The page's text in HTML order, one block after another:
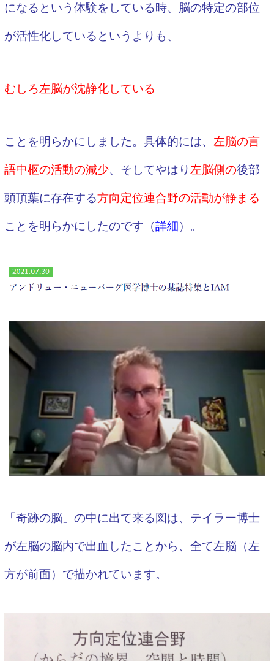
になるという体験をしている時、脳の特定の部位
が活性化しているというよりも、
むしろ左脳が沈静化している
ことを明らかにしました。具体的には、 左脳の言
語中枢の活動の減少、そしてやはり 左脳側の後部
頭頂葉に存在する方向定位連合野の活動が静まる
ことを明らかにしたのです（詳細）。
「奇跡の脳」の中に出て来る図は、テイラー博士
が左脳の脳内で出血したことから、全て左脳（左
方が前面）で描かれています。